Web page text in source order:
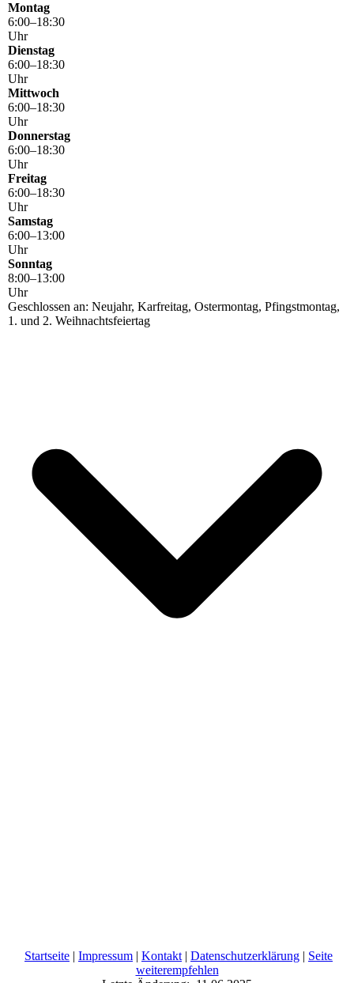
Montag
6:00–18:30
Uhr
Dienstag
6:00–18:30
Uhr
Mittwoch
6:00–18:30
Uhr
Donnerstag
6:00–18:30
Uhr
Freitag
6:00–18:30
Uhr
Samstag
6:00–13:00
Uhr
Sonntag
8:00–13:00
Uhr
Geschlossen an: Neujahr, Karfreitag, Ostermontag, Pfingstmontag,
1. und 2. Weihnachtsfeiertag
Startseite | Impressum | Kontakt| Datenschutzerklärung | Seite
weiterempfehlen